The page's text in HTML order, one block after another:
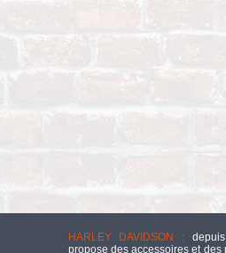
HARLEY DAVIDSON :
propose des accessoires et